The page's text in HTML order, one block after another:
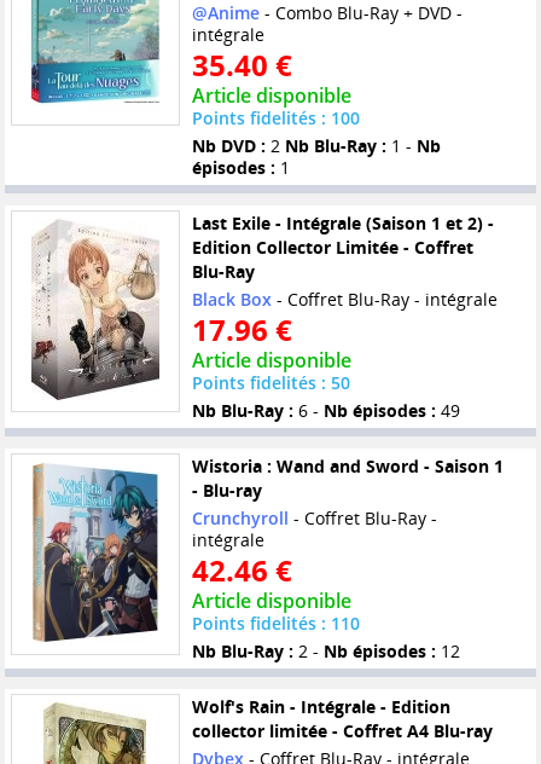
@Anime- Combo Blu-Ray + DVD -
intégrale
35.40 €
Article disponible
Points fidelités : 100
Nb DVD : 2 Nb Blu-Ray : 1 - Nb
épisodes : 1
Last Exile - Intégrale (Saison 1 et 2) -
Edition Collector Limitée - Coffret
Blu-Ray
Black Box- Coffret Blu-Ray - intégrale
17.96 €
Article disponible
Points fidelités : 50
Nb Blu-Ray : 6 - Nb épisodes : 49
Wistoria : Wand and Sword - Saison 1
- Blu-ray
Crunchyroll - Coffret Blu-Ray -
intégrale
42.46 €
Article disponible
Points fidelités : 110
Nb Blu-Ray : 2 - Nb épisodes : 12
Wolf's Rain - Intégrale - Edition
collector limitée - Coffret A4 Blu-ray
Dybex - Coffret Blu-Ray - intégrale